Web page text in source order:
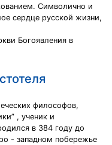
Символично и
сердце русской жизни,
Богоявления в
философов,
, ученик и
в 384 году до
- западном побережье